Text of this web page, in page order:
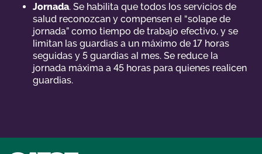
Jornada. Se habilita que todos los servicios de
salud reconozcan y compensen el “solape de
jornada” como tiempo de trabajo efectivo, y se
limitan las guardias a un máximo de 17 horas
seguidas y 5 guardias al mes. Se reduce la
jornada máxima a 45 horas para quienes realicen
guardias.